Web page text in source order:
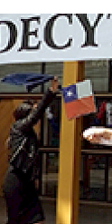
launch
launch